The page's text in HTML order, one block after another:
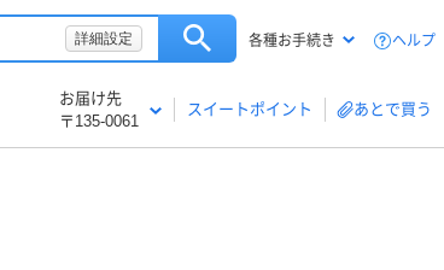
詳細設定 各種お手続き ヘルプ
お届け先
〒135-0061
スイートポイント あとで買う